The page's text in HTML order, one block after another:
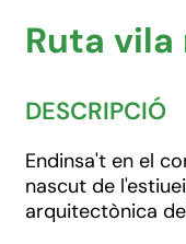
Ruta
DESCRIPCIÓ
Endinsa't en el
nascut de
arquitectònica